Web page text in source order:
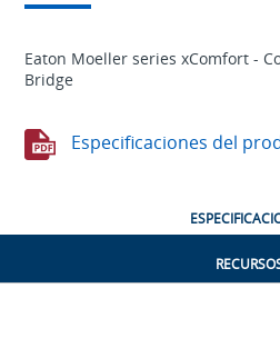
Eaton Moeller series xComfort -
Bridge
Especificaciones del